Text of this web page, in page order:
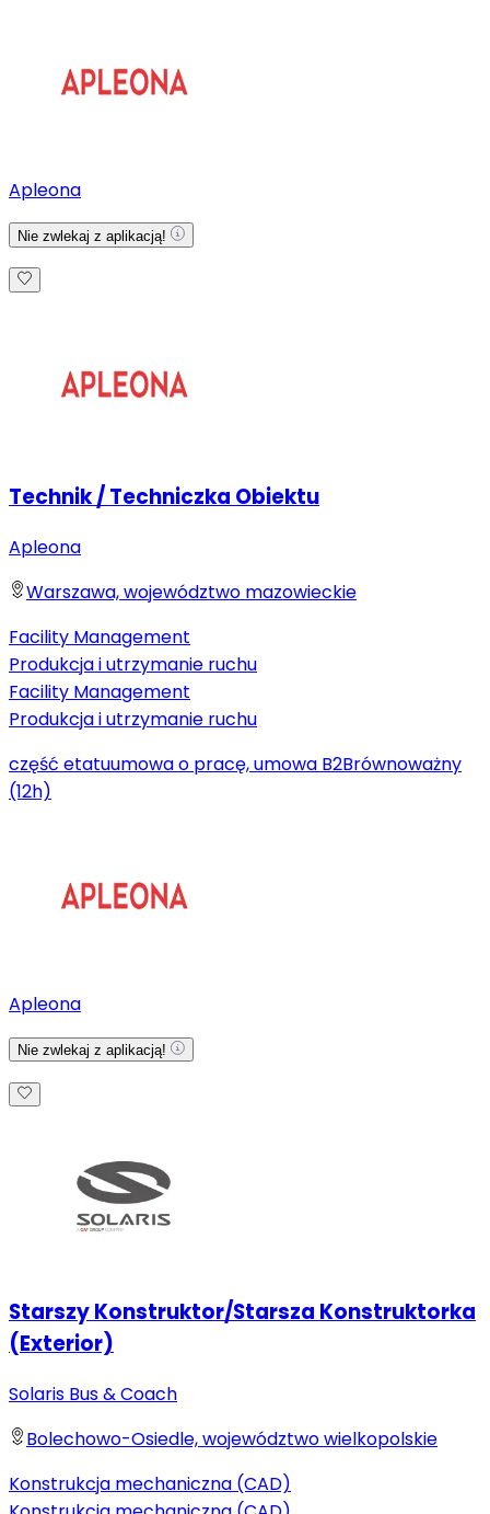
Apleona
Nie zwlekaj z aplikacją!
Technik / Techniczka Obiektu
Apleona
Warszawa, województwo mazowieckie
Facility Management
Produkcja i utrzymanie ruchu
Facility Management
Produkcja i utrzymanie ruchu
część etatuumowa o pracę, umowa B2Brównoważny
(12h)
Apleona
Nie zwlekaj z aplikacją!
Starszy Konstruktor/Starsza Konstruktorka
(Exterior)
Solaris Bus & Coach
Bolechowo-Osiedle, województwo wielkopolskie
Konstrukcja mechaniczna (CAD)